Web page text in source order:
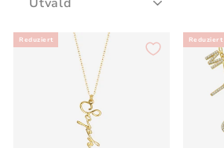
Reduziert Reduziert